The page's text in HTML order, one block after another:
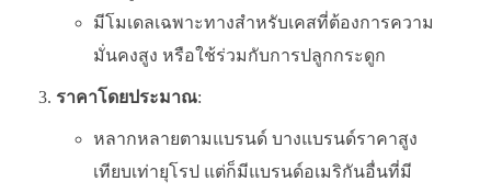
มีโมเดลเฉพาะทางสำหรับเคสที่ต้องการความ
มั่นคงสูง หรือใช้ร่วมกับการปลูกกระดูก
ราคาโดยประมาณ:
หลากหลายตามแบรนด์ บางแบรนด์ราคาสูง
เทียบเท่ายุโรป แต่ก็มีแบรนด์อเมริกันอื่นที่มี